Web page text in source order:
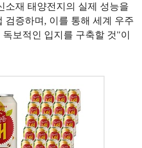
소재 태양전지의 실제 성능을
검증하며, 이를 통해 세계 우주
보적인 입지를 구축할 것"이